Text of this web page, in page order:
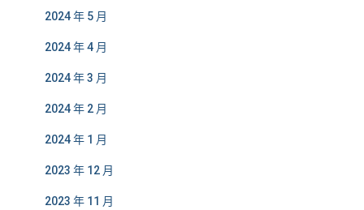
2024 年 5 月
2024 年 4 月
2024 年 3 月
2024 年 2 月
2024 年 1 月
2023 年 12 月
2023 年 11 月